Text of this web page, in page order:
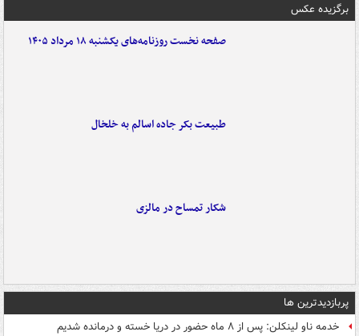
برگزیده عکس
صفحه نخست روزنامه‌های یکشنبه ۱۸ مرداد ۱۴۰۵
طبیعت بکر جاده اسالم به خلخال
شکار تمساح در مالزی
پربازدیدترین ها
خدمه ناو لینکلن: پس از ۸ ماه حضور در دریا خسته و درمانده‌ شدیم